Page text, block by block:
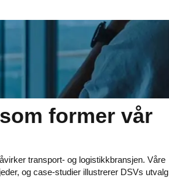
former vår
transport- og logistikkbransjen. Våre
og case-studier illustrerer DSVs utvalg